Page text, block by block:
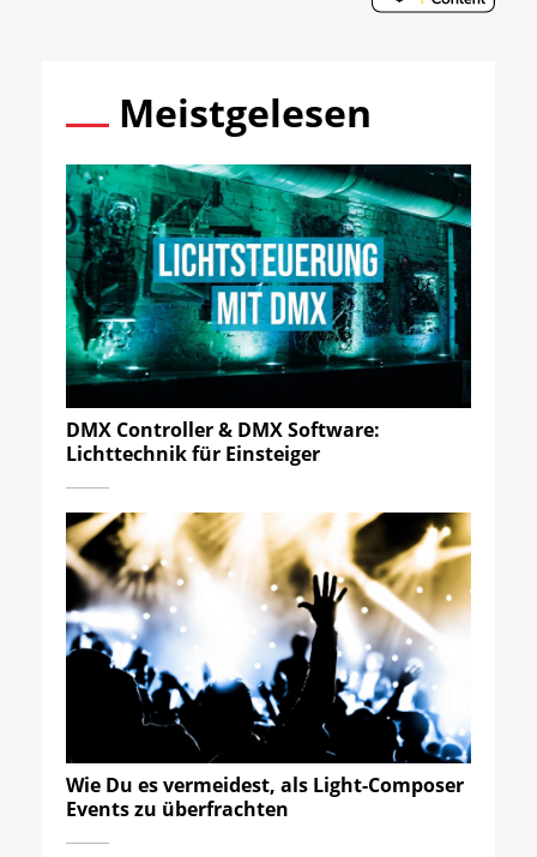
Meistgelesen
DMX Controller & DMX Software:
Lichttechnik für Einsteiger
Wie Du es vermeidest, als Light-Composer
Events zu überfrachten